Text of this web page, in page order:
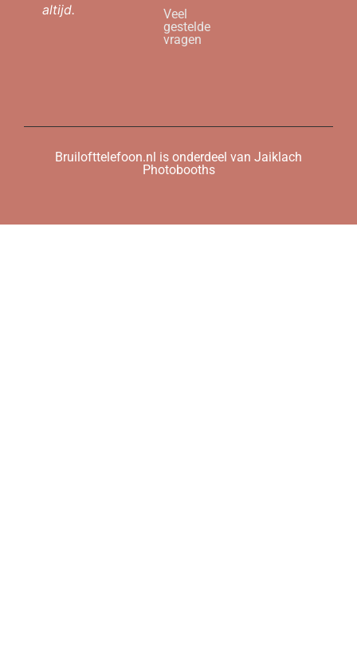
altijd.
Veel
gestelde
vragen
Bruilofttelefoon.nl is onderdeel van Jaiklach
Photobooths